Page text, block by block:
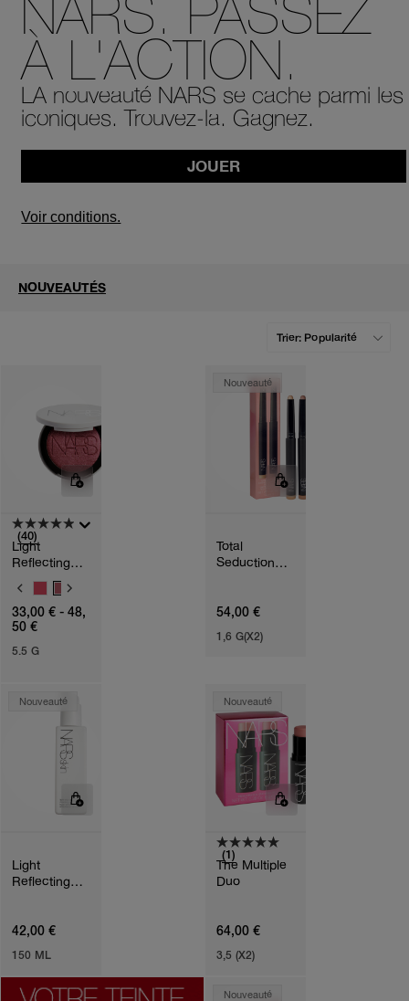
NARS. PASSEZ
À L'ACTION.
LA nouveauté NARS se cache parmi les
iconiques. Trouvez-la. Gagnez.
JOUER
Voir conditions.
NOUVEAUTÉS
(40)
Light
Reflecting™
Luminizing
Blush
V
R
I
A
T
N
33,00 € - 48,
50 €
5.5 G
Nouveauté
Total
Seduction
54,00 €
1,6 G(X2)
Nouveauté
Light
Reflecting™
42,00 €
150 ML
Nouveauté
(1)
The Multiple
Duo
64,00 €
3,5 (X2)
Nouveauté